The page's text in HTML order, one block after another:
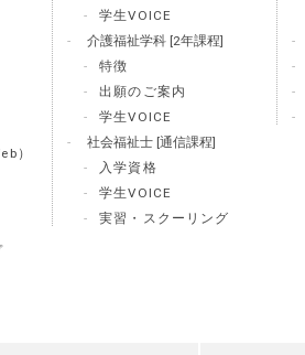
）
学生VOICE
介護福祉学科 [2年課程]
特徴
出願のご案内
学生VOICE
社会福祉士 [通信課程]
入学資格
学生VOICE
実習・スクーリング